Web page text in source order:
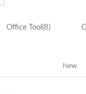
Office Tool (8)
New